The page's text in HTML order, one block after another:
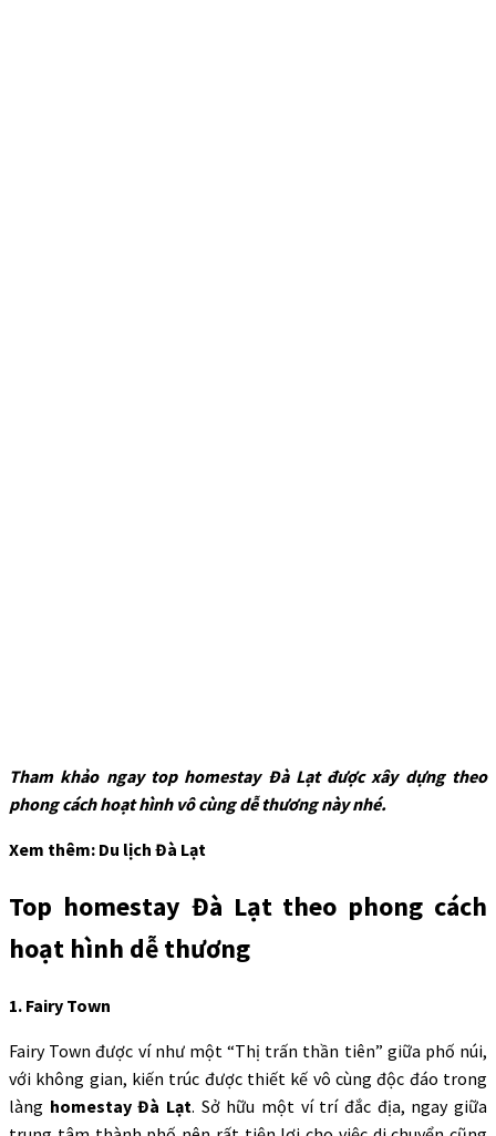
Tham khảo ngay top homestay Đà Lạt được xây dựng theo
phong cách hoạt hình vô cùng dễ thương này nhé.
Xem thêm: Du lịch Đà Lạt
Top homestay Đà Lạt theo phong cách
hoạt hình dễ thương
1. Fairy Town
Fairy Town được ví như một “Thị trấn thần tiên” giữa phố núi,
với không gian, kiến trúc được thiết kế vô cùng độc đáo trong
làng homestay Đà Lạt. Sở hữu một ví trí đắc địa, ngay giữa